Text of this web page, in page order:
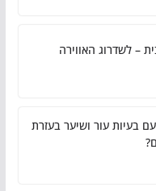
– לשדרוג האווירה
בעיות עור ושיער בעזרת